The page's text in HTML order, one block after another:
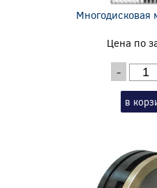
Многодисковая
Цена по
-
в